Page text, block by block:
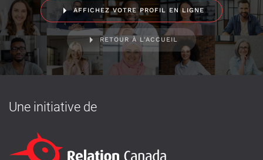
AFFICHEZ VOTRE PROFIL EN LIGNE
RETOUR À L'ACCUEIL
Une initiative de